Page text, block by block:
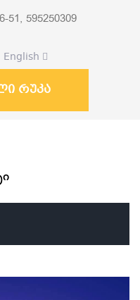
51, 595250309
English
რუკა